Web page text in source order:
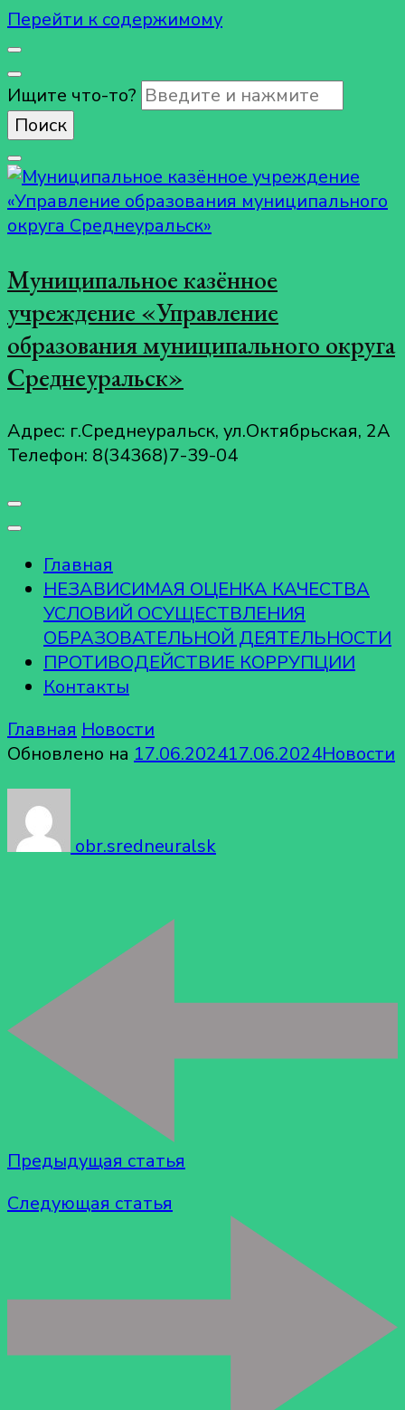
Перейти к содержимому
Ищите что-то?
Муниципальное казённое
учреждение «Управление
образования муниципального округа
Среднеуральск»
Адрес: г.Среднеуральск, ул.Октябрьская, 2А
Телефон: 8(34368)7-39-04
Главная
НЕЗАВИСИМАЯ ОЦЕНКА КАЧЕСТВА
УСЛОВИЙ ОСУЩЕСТВЛЕНИЯ
ОБРАЗОВАТЕЛЬНОЙ ДЕЯТЕЛЬНОСТИ
ПРОТИВОДЕЙСТВИЕ КОРРУПЦИИ
Контакты
Главная Новости
Обновлено на 17.06.202417.06.2024Новости
obr.sredneuralsk
Предыдущая статья
Следующая статья